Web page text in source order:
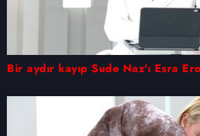
Bir aydır kayıp Sude Naz'ı Esra